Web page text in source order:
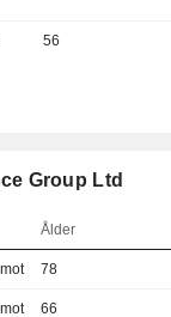
56
Group Ltd
Ålder
78
66